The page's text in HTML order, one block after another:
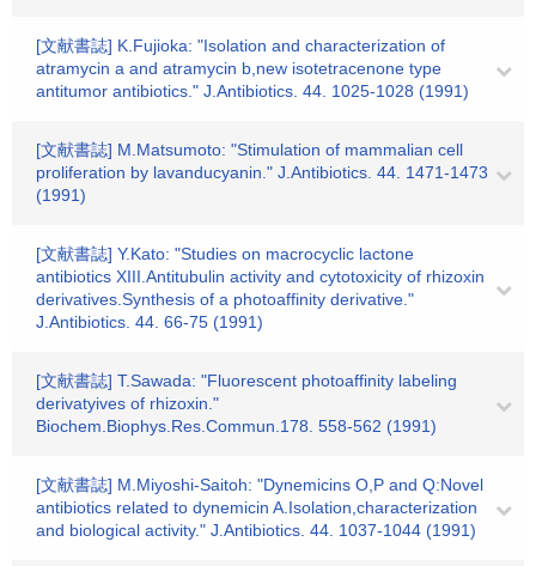
[文献書誌] K.Fujioka: "Isolation and characterization of
atramycin a and atramycin b,new isotetracenone type
antitumor antibiotics." J.Antibiotics. 44. 1025-1028 (1991)
[文献書誌] M.Matsumoto: "Stimulation of mammalian cell
proliferation by lavanducyanin." J.Antibiotics. 44. 1471-1473
(1991)
[文献書誌] Y.Kato: "Studies on macrocyclic lactone
antibiotics XIII.Antitubulin activity and cytotoxicity of rhizoxin
derivatives.Synthesis of a photoaffinity derivative."
J.Antibiotics. 44. 66-75 (1991)
[文献書誌] T.Sawada: "Fluorescent photoaffinity labeling
derivatyives of rhizoxin."
Biochem.Biophys.Res.Commun.178. 558-562 (1991)
[文献書誌] M.Miyoshi-Saitoh: "Dynemicins O,P and Q:Novel
antibiotics related to dynemicin A.Isolation,characterization
and biological activity." J.Antibiotics. 44. 1037-1044 (1991)